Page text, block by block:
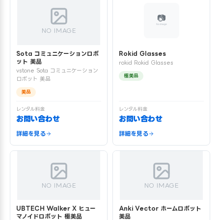
NO IMAGE
Sota コミュニケーションロボ
ット 美品
vstone Sota コミュニケーション
ロボット 美品
美品
レンタル料金
お問い合わせ
詳細を見る
Rokid Glasses
rokid Rokid Glasses
極美品
レンタル料金
お問い合わせ
詳細を見る
NO IMAGE
UBTECH Walker X ヒュー
マノイドロボット 極美品
NO IMAGE
Anki Vector ホームロボット
美品